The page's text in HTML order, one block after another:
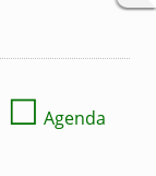
☐ Agenda